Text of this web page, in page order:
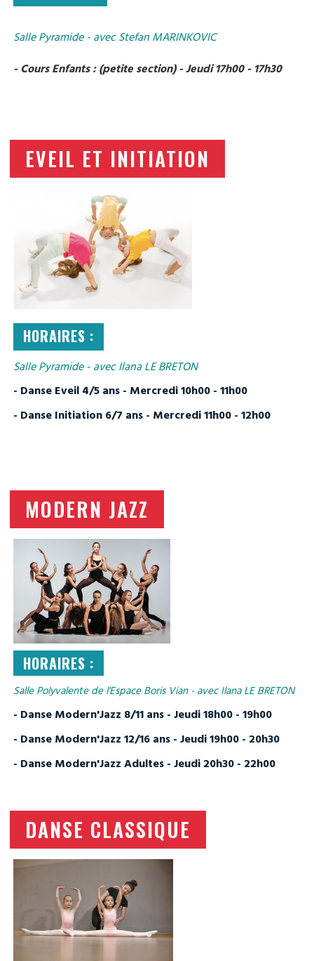
Salle Pyramide - avec Stefan MARINKOVIC
- Cours Enfants : (petite section) - Jeudi 17h00 - 17h30
EVEIL ET INITIATION
HORAIRES :
Salle Pyramide - avec Ilana LE BRETON
- Danse Eveil 4/5 ans - Mercredi 10h00 - 11h00
- Danse Initiation 6/7 ans - Mercredi 11h00 - 12h00
MODERN JAZZ
HORAIRES :
Salle Polyvalente de l'Espace Boris Vian - avec Ilana LE BRETON
- Danse Modern'Jazz 8/11 ans - Jeudi 18h00 - 19h00
- Danse Modern'Jazz 12/16 ans - Jeudi 19h00 - 20h30
- Danse Modern'Jazz Adultes - Jeudi 20h30 - 22h00
DANSE CLASSIQUE